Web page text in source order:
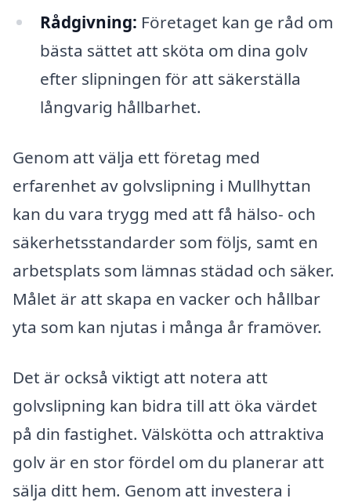
Rådgivning: Företaget kan ge råd om
bästa sättet att sköta om dina golv
efter slipningen för att säkerställa
långvarig hållbarhet.
Genom att välja ett företag med
erfarenhet av golvslipning i Mullhyttan
kan du vara trygg med att få hälso- och
säkerhetsstandarder som följs, samt en
arbetsplats som lämnas städad och säker.
Målet är att skapa en vacker och hållbar
yta som kan njutas i många år framöver.
Det är också viktigt att notera att
golvslipning kan bidra till att öka värdet
på din fastighet. Välskötta och attraktiva
golv är en stor fördel om du planerar att
sälja ditt hem. Genom att investera i